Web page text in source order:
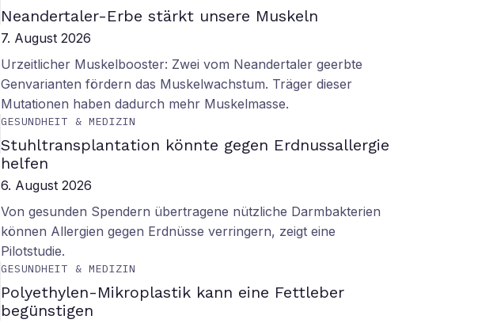
Neandertaler-Erbe stärkt unsere Muskeln
7. August 2026
Urzeitlicher Muskelbooster: Zwei vom Neandertaler geerbte
Genvarianten fördern das Muskelwachstum. Träger dieser
Mutationen haben dadurch mehr Muskelmasse.
GESUNDHEIT & MEDIZIN
Stuhltransplantation könnte gegen Erdnussallergie
helfen
6. August 2026
Von gesunden Spendern übertragene nützliche Darmbakterien
können Allergien gegen Erdnüsse verringern, zeigt eine
Pilotstudie.
GESUNDHEIT & MEDIZIN
Polyethylen-Mikroplastik kann eine Fettleber
begünstigen